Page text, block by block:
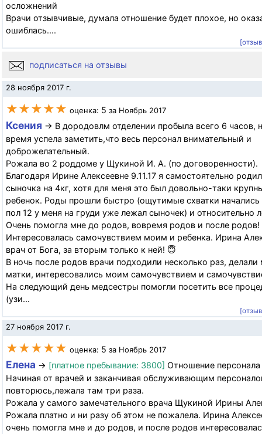
осложнений
Врачи отзывчивые, думала отношение будет плохое, но
ошиблась....
подписаться на отзывы
28 ноября 2017 г.
★★★★★ оценка: 5 за Ноябрь 2017
Ксения → В дородовлм отделении пробыла всего 6 часов,
время успела заметить,что весь персонал внимательный и
доброжелательный.
Рожала во 2 роддоме у Щукиной И. А. (по договоренности).
Благодаря Ирине Алексеевне 9.11.17 я самостоятельно
сыночка на 4кг, хотя для меня это был довольно-таки
ребенок. Роды прошли быстро (ощутимые схватки начались
пол 12 у меня на груди уже лежал сыночек) и относительно
Очень помогла мне до родов, вовремя родов и после родов!
Интересовалась самочувствием моим и ребенка. Ирина
врач от Бога, за вторым только к ней! 😇
В ночь после родов врачи подходили несколько раз,
матки, интересовались моим самочувствием и
На следующий день медсестры помогли посетить все
(узи...
27 ноября 2017 г.
★★★★★ оценка: 5 за Ноябрь 2017
Елена → [платное пребывание: 3800] Отношение персонала
Начиная от врачей и заканчивая обслуживающим
повторюсь,лежала там три раза.
Рожала у самого замечательного врача Щукиной Ирины
Рожала платно и ни разу об этом не пожалела. Ирина
очень помогла мне и до родов, и после родов